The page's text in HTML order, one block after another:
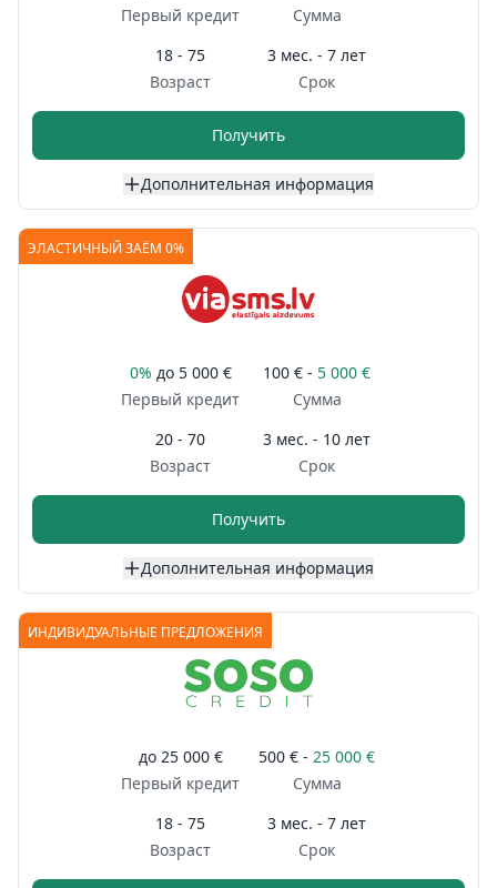
Первый кредит
Сумма
18 - 75
Возраст
3 мес. - 7 лет
Срок
Получить
Дополнительная информация
ЭЛАСТИЧНЫЙ ЗАЁМ 0%
0% до 5 000 €
Первый кредит
100 € - 5 000 €
Сумма
20 - 70
Возраст
3 мес. - 10 лет
Срок
Получить
Дополнительная информация
ИНДИВИДУАЛЬНЫЕ ПРЕДЛОЖЕНИЯ
до 25 000 €
Первый кредит
500 € - 25 000 €
Сумма
18 - 75
Возраст
3 мес. - 7 лет
Срок